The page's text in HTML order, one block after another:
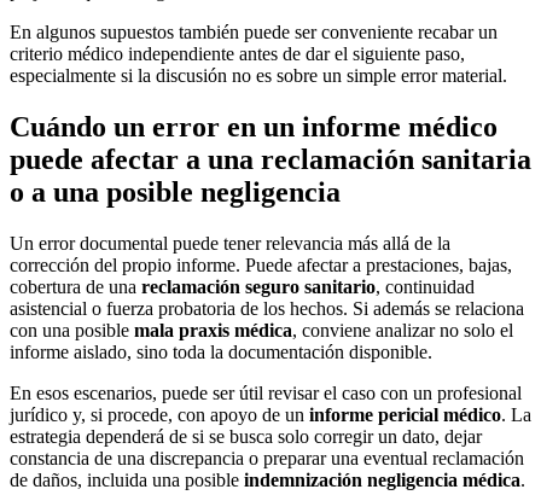
En algunos supuestos también puede ser conveniente recabar un
criterio médico independiente antes de dar el siguiente paso,
especialmente si la discusión no es sobre un simple error material.
Cuándo un error en un informe médico
puede afectar a una reclamación sanitaria
o a una posible negligencia
Un error documental puede tener relevancia más allá de la
corrección del propio informe. Puede afectar a prestaciones, bajas,
cobertura de una reclamación seguro sanitario, continuidad
asistencial o fuerza probatoria de los hechos. Si además se relaciona
con una posible mala praxis médica, conviene analizar no solo el
informe aislado, sino toda la documentación disponible.
En esos escenarios, puede ser útil revisar el caso con un profesional
jurídico y, si procede, con apoyo de un informe pericial médico. La
estrategia dependerá de si se busca solo corregir un dato, dejar
constancia de una discrepancia o preparar una eventual reclamación
de daños, incluida una posible indemnización negligencia médica.